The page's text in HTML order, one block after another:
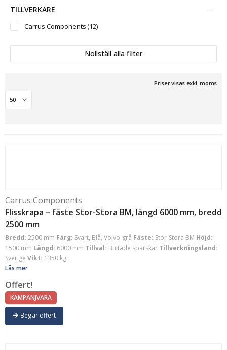
TILLVERKARE
Carrus Components(12)
Nollställ alla filter
Priser visas exkl. moms
Carrus Components
Flisskrapa – fäste Stor-Stora BM, längd 6000 mm, bredd
2500 mm
Bredd: 2500 mm Färg: Svart, Blå, Volvo-grå Fäste: Stor-Stora BM Höjd:
1500 mm Längd: 6000 mm Tillval: Bultade sparskär Tillverkningsland:
Sverige Vikt: 1350 kg
Läs mer
Offert!
KAMPANJVARA
Begär offert